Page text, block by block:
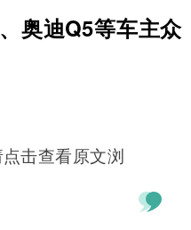
奥迪Q5等车主众
击查看原文浏